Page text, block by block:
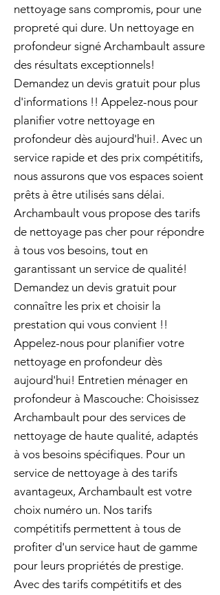
nettoyage sans compromis, pour une
propreté qui dure. Un nettoyage en
profondeur signé Archambault assure
des résultats exceptionnels!
Demandez un devis gratuit pour plus
d'informations !! Appelez-nous pour
planifier votre nettoyage en
profondeur dès aujourd'hui!. Avec un
service rapide et des prix compétitifs,
nous assurons que vos espaces soient
prêts à être utilisés sans délai.
Archambault vous propose des tarifs
de nettoyage pas cher pour répondre
à tous vos besoins, tout en
garantissant un service de qualité!
Demandez un devis gratuit pour
connaître les prix et choisir la
prestation qui vous convient !!
Appelez-nous pour planifier votre
nettoyage en profondeur dès
aujourd'hui! Entretien ménager en
profondeur à Mascouche: Choisissez
Archambault pour des services de
nettoyage de haute qualité, adaptés
à vos besoins spécifiques. Pour un
service de nettoyage à des tarifs
avantageux, Archambault est votre
choix numéro un. Nos tarifs
compétitifs permettent à tous de
profiter d'un service haut de gamme
pour leurs propriétés de prestige.
Avec des tarifs compétitifs et des